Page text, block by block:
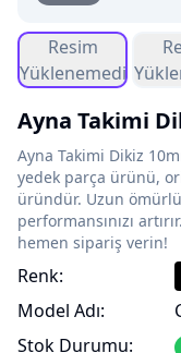
Resim
Yüklenemedi
Ayna Takimi
Ayna Takimi Dikiz
yedek parça ürünü,
üründür. Uzun ömürlü
performansınızı
hemen sipariş verin!
Renk:
Model Adı:
Stok Durumu: